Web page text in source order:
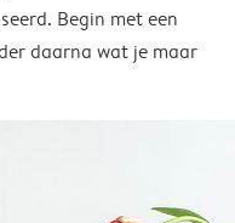
Begin met een
daarna wat je maar